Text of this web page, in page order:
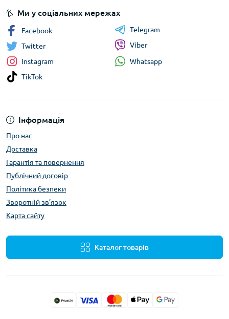
Інформація
Про нас
Доставка
Гарантія та повернення
Публічний договір
Політика безпеки
Зворотній зв’язок
Карта сайту
Каталог товарів
Ми у соціальних мережах
Facebook
Twitter
Instagram
TikTok
Telegram
Viber
Whatsapp